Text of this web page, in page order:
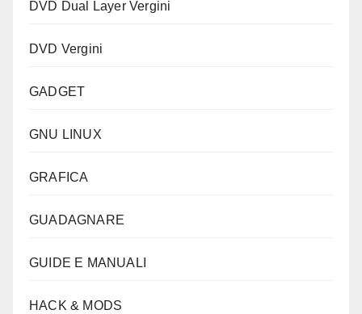
DVD Dual Layer Vergini
DVD Vergini
GADGET
GNU LINUX
GRAFICA
GUADAGNARE
GUIDE E MANUALI
HACK & MODS